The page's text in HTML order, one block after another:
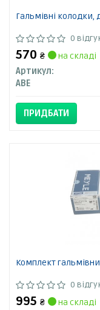
Гальмівні колодки,
0
570 ₴
на складі
Артикул:
ABE
ПРИДБАТИ
Комплект
0
995 ₴
на складі